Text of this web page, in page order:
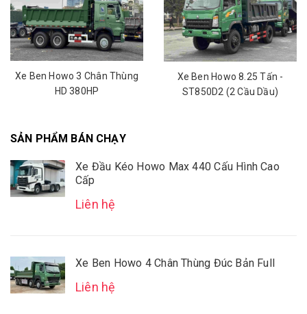
Xe Ben Howo 3 Chân Thùng
HD 380HP
Xe Ben Howo 8.25 Tấn -
ST850D2 (2 Cầu Dầu)
SẢN PHẨM BÁN CHẠY
Xe Đầu Kéo Howo Max 440 Cấu Hình Cao
Cấp
Liên hệ
Xe Ben Howo 4 Chân Thùng Đúc Bản Full
Liên hệ